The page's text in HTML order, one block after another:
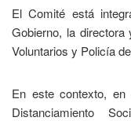
El Comité está
Gobierno, la
Voluntarios y Policía
En este contexto,
Distanciamiento